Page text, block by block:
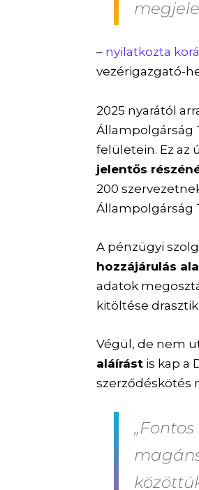
– nyilatkozta
vezérigazgató-
2025 nyarától
Állampolgárság
felületein. Ez az
jelentős
200
Állampolgárság
A pénzügyi
hozzájárulás
adatok
kitöltése
Végül, de nem
aláírást is kap a
szerződéskötés